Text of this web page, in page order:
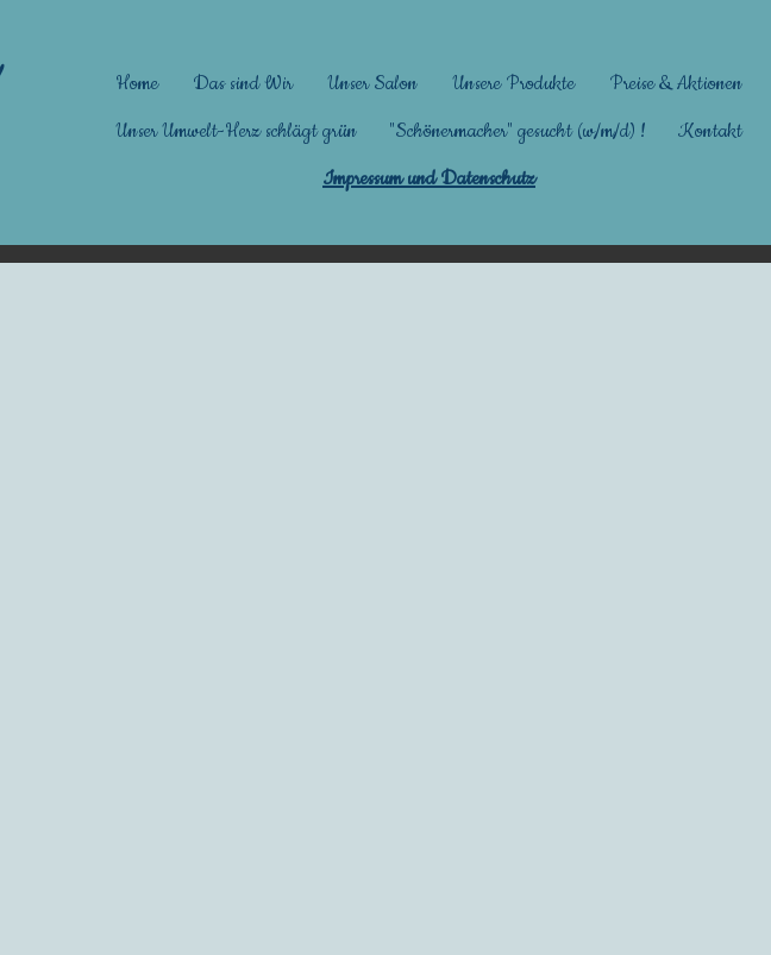
Home Das sind Wir Unser Salon Unsere Produkte
Preise & Aktionen
Unser Umwelt-Herz schlägt grün
"Schönermacher" gesucht (w/m/d) !
Kontakt
Impressum und Datenschutz